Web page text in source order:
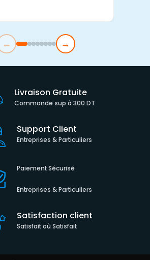
← →
Livraison Gratuite
Commande sup à 300 DT
Support Client
Entreprises & Particuliers
Paiement Sécurisé
Entreprises & Particuliers
Satisfaction client
Satisfait où Satisfait